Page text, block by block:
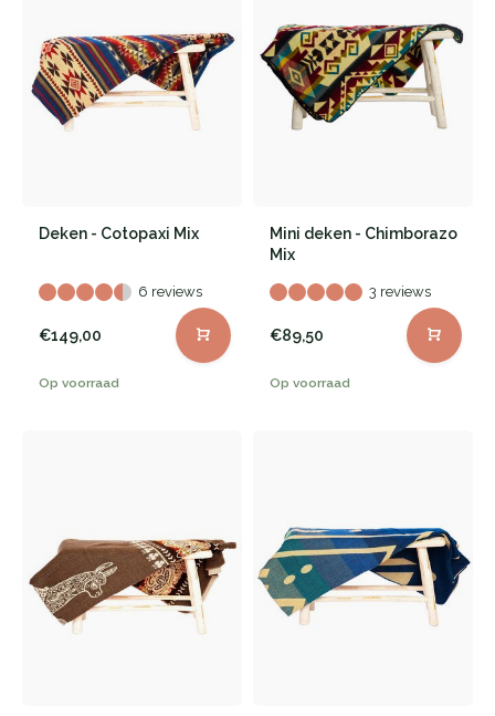
Deken - Cotopaxi Mix
6 reviews
€149,00
Op voorraad
Mini deken - Chimborazo
Mix
3 reviews
€89,50
Op voorraad